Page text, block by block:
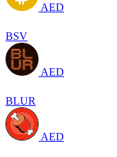
AED
BSV
AED
BLUR
AED